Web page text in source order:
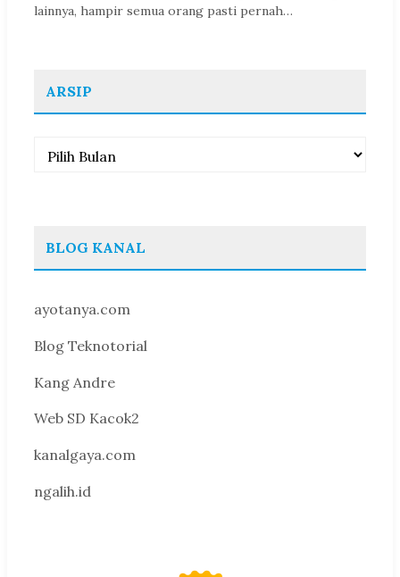
lainnya, hampir semua orang pasti pernah…
ARSIP
Arsip
BLOG KANAL
ayotanya.com
Blog Teknotorial
Kang Andre
Web SD Kacok2
kanalgaya.com
ngalih.id